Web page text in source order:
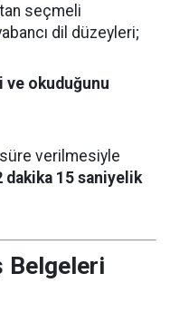
seçmeli
dil düzeyleri;
okuduğunu
verilmesiyle
dakika 15 saniyelik
Belgeleri